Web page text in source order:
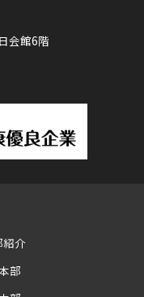
会館6階
介
部